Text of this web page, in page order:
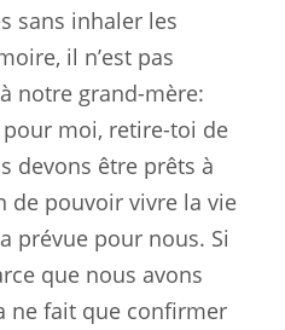
sans inhaler les
il n’est pas
notre grand-mère:
pour moi, retire-toi de
devons être prêts à
de pouvoir vivre la vie
prévue pour nous. Si
que nous avons
ne fait que confirmer